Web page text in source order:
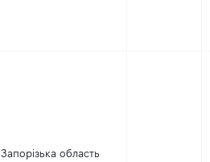
область